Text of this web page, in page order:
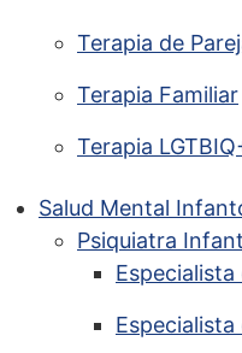
Terapia de
Terapia Familiar
Terapia
Salud Mental
Psiquiatra